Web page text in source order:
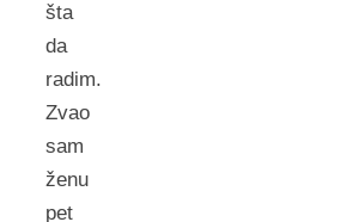
šta
da
radim.
Zvao
sam
ženu
pet